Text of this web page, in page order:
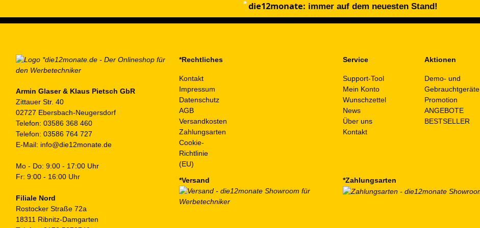
Die
auf
Produktseite
gewählt
werden
auf.
Die
Produktseite
gewählt
werden
die12monate: immer auf dem neuesten Stand!
Armin Glaser & Klaus Pietsch GbR
Zittauer Str. 40
02727 Ebersbach-Neugersdorf
Telefon: 03586 368 460
Telefon: 03586 764 727
E-Mail: info@die12monate.de
Mo - Do: 9:00 - 17:00 Uhr
Fr: 9:00 - 16:00 Uhr
Filiale Nord
Rostocker Straße 72a
18311 Ribnitz-Damgarten
*Rechtliches
Kontakt
Impressum
Datenschutz
AGB
Versandkosten
Zahlungsarten
Cookie-
Richtlinie
(EU)
*Versand
Service
Support-Tool
Mein Konto
Wunschzettel
News
Über uns
Kontakt
Aktionen
Demo- und
Gebrauchtgeräte
Promotion
ANGEBOTE
BESTSELLER
*Zahlungsarten